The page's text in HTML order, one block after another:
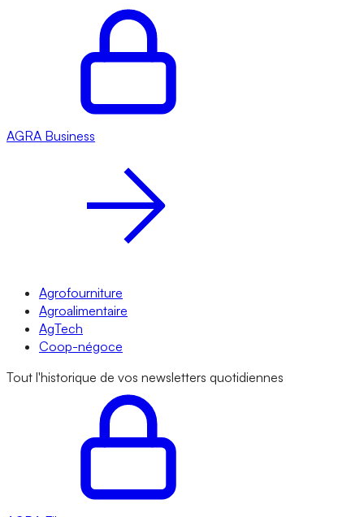
AGRA Business
Agrofourniture
Agroalimentaire
AgTech
Coop-négoce
Tout l'historique de vos newsletters quotidiennes